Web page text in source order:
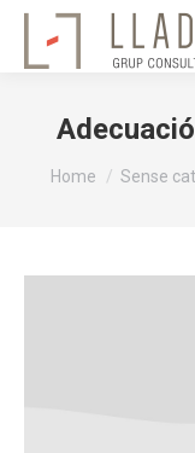
You are here:
Home Sense